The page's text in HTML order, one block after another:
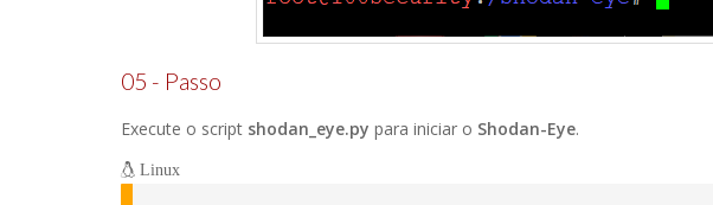
05 - Passo
Execute o script shodan_eye.py para iniciar o Shodan-Eye.
Linux